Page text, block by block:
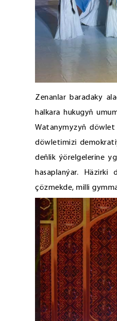
Zenanlar baradaky
halkara hukugyň
Watanymyzyň döwlet
döwletimizi
deňlik ýörelgelerine
hasaplanýar. Häzirki
çözmekde, milli